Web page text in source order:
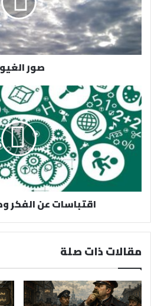
إ
ل
ك
ي
صور
اقتباسات عن الفكر
مقالات ذات صلة